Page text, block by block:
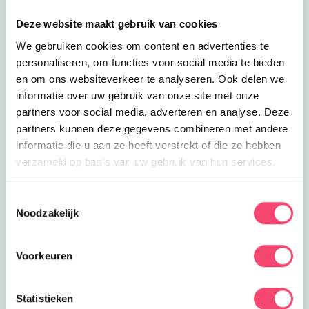
Deze website maakt gebruik van cookies
We gebruiken cookies om content en advertenties te
personaliseren, om functies voor social media te bieden
en om ons websiteverkeer te analyseren. Ook delen we
informatie over uw gebruik van onze site met onze
partners voor social media, adverteren en analyse. Deze
partners kunnen deze gegevens combineren met andere
informatie die u aan ze heeft verstrekt of die ze hebben
verzameld op basis van uw gebruik van hun services.
Noodzakelijk
Voorkeuren
Statistieken
2.5 km
Kindermiddag
2.5
Uitagenda
Kindermiddag
Kindermiddag 'Wat leeft er in de Reest'
Lees meer Kindermiddag
2.5 km
Excursie ‘Vlinders speuren
Lees meer Excursie ‘Vlinders speuren
2.5 km